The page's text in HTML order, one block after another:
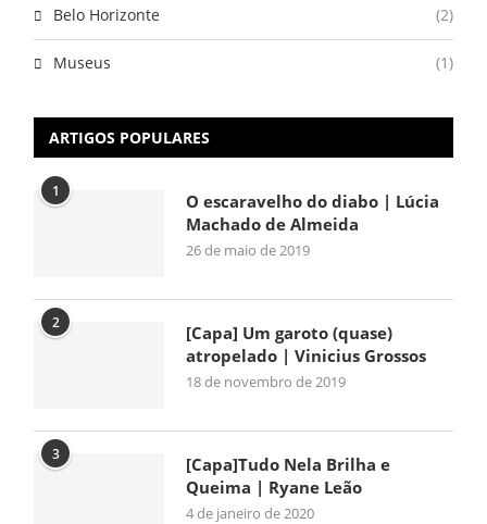
Belo Horizonte (2)
Museus (1)
ARTIGOS POPULARES
1
O escaravelho do diabo | Lúcia
Machado de Almeida
26 de maio de 2019
2
[Capa] Um garoto (quase)
atropelado | Vinicius Grossos
18 de novembro de 2019
3
[Capa]Tudo Nela Brilha e
Queima | Ryane Leão
4 de janeiro de 2020